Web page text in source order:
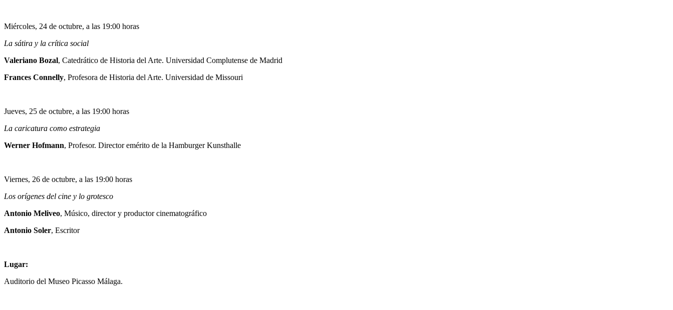
Miércoles, 24 de octubre, a las 19:00 horas
La sátira y la crítica social
Valeriano Bozal, Catedrático de Historia del Arte. Universidad Complutense de Madrid
Frances Connelly, Profesora de Historia del Arte. Universidad de Missouri
Jueves, 25 de octubre, a las 19:00 horas
La caricatura como estrategia
Werner Hofmann, Profesor. Director emérito de la Hamburger Kunsthalle
Viernes, 26 de octubre, a las 19:00 horas
Los orígenes del cine y lo grotesco
Antonio Meliveo, Músico, director y productor cinematográfico
Antonio Soler, Escritor
Lugar:
Auditorio del Museo Picasso Málaga.